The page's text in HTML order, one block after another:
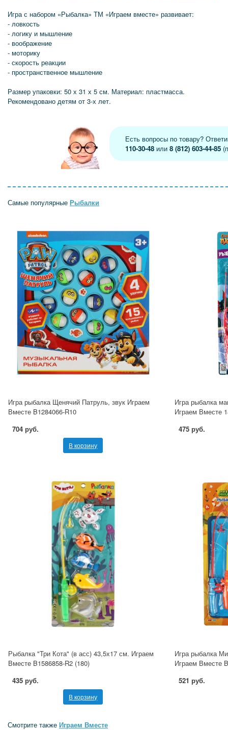
Игра с набором «Рыбалка» ТМ «Играем вместе» развивает:
- ловкость
- логику и мышление
- воображение
- моторику
- скорость реакции
- пространственное мышление
Размер упаковки: 50 х 31 х 5 см. Материал: пластмасса.
Рекомендовано детям от 3-х лет.
Есть вопросы по товару?
110-30-48 или8 (812) 603-44-85
Самые популярные Рыбалки
Игра рыбалка Щенячий Патруль, звук Играем
Вместе B1284066-R10
704 руб.
В корзину
Игра рыбалка
Играем Вместе
475 руб.
Рыбалка "Три Кота" (в асс) 43,5х17 см. Играем
Вместе B1586858-R2 (180)
435 руб.
В корзину
Игра рыбалка
Играем Вместе
521 руб.
Смотрите также Играем Вместе